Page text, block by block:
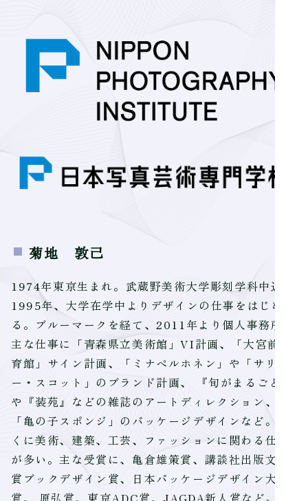
菊地 敦己
1974年東京生まれ。武蔵野美術大学彫刻学科中退。
1995年、大学在学中よりデザインの仕事をはじめ
る。ブルーマークを経て、2011年より個人事務所。
主な仕事に「青森県立美術館」VI計画、「大宮前体
育館」サイン計画、「ミナペルホネン」や「サリ
ー・スコット」のブランド計画、 『旬がまるごと』
や『装苑』などの雑誌のアートディレクション、
「亀の子スポンジ」のパッケージデザインなど。 と
くに美術、建築、工芸、ファッションに関わる仕事
が多い。主な受賞に、亀倉雄策賞、講談社出版文化
賞ブックデザイン賞、日本パッケージデザイン大
賞、 原弘賞、東京ADC賞、JAGDA新人賞など。